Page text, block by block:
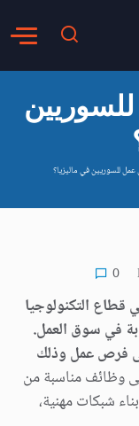
للسوريين في ماليزيا؟
0
قطاع التكنولوجيا
في سوق العمل.
فرص عمل وذلك
وظائف مناسبة من
شبكات مهنية،